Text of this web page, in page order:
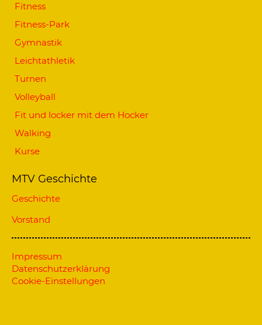
Fitness
Fitness-Park
Gymnastik
Leichtathletik
Turnen
Volleyball
Fit und locker mit dem Hocker
Walking
Kurse
MTV Geschichte
Geschichte
Vorstand
Impressum
Datenschutzerklärung
Cookie-Einstellungen